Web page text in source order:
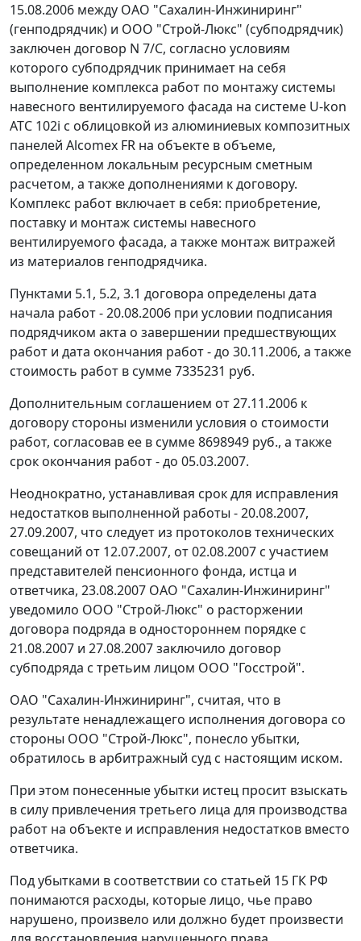
15.08.2006 между ОАО "Сахалин-Инжиниринг"
(генподрядчик) и ООО "Строй-Люкс" (субподрядчик)
заключен договор N 7/С, согласно условиям
которого субподрядчик принимает на себя
выполнение комплекса работ по монтажу системы
навесного вентилируемого фасада на системе U-kon
АТС 102i с облицовкой из алюминиевых композитных
панелей Alcomex FR на объекте в объеме,
определенном локальным ресурсным сметным
расчетом, а также дополнениями к договору.
Комплекс работ включает в себя: приобретение,
поставку и монтаж системы навесного
вентилируемого фасада, а также монтаж витражей
из материалов генподрядчика.
Пунктами 5.1, 5.2, 3.1 договора определены дата
начала работ - 20.08.2006 при условии подписания
подрядчиком акта о завершении предшествующих
работ и дата окончания работ - до 30.11.2006, а также
стоимость работ в сумме 7335231 руб.
Дополнительным соглашением от 27.11.2006 к
договору стороны изменили условия о стоимости
работ, согласовав ее в сумме 8698949 руб., а также
срок окончания работ - до 05.03.2007.
Неоднократно, устанавливая срок для исправления
недостатков выполненной работы - 20.08.2007,
27.09.2007, что следует из протоколов технических
совещаний от 12.07.2007, от 02.08.2007 с участием
представителей пенсионного фонда, истца и
ответчика, 23.08.2007 ОАО "Сахалин-Инжиниринг"
уведомило ООО "Строй-Люкс" о расторжении
договора подряда в одностороннем порядке с
21.08.2007 и 27.08.2007 заключило договор
субподряда с третьим лицом ООО "Госстрой".
ОАО "Сахалин-Инжиниринг", считая, что в
результате ненадлежащего исполнения договора со
стороны ООО "Строй-Люкс", понесло убытки,
обратилось в арбитражный суд с настоящим иском.
При этом понесенные убытки истец просит взыскать
в силу привлечения третьего лица для производства
работ на объекте и исправления недостатков вместо
ответчика.
Под убытками в соответствии со статьей 15 ГК РФ
понимаются расходы, которые лицо, чье право
нарушено, произвело или должно будет произвести